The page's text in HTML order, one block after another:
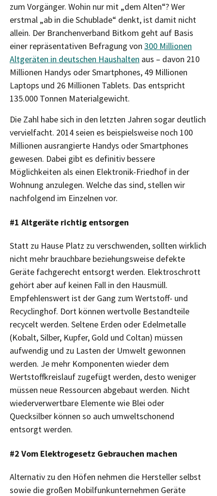
zum Vorgänger. Wohin nur mit „dem Alten“? Wer
erstmal „ab in die Schublade“ denkt, ist damit nicht
allein. Der Branchenverband Bitkom geht auf Basis
einer repräsentativen Befragung von 300 Millionen
Altgeräten in deutschen Haushalten aus – davon 210
Millionen Handys oder Smartphones, 49 Millionen
Laptops und 26 Millionen Tablets. Das entspricht
135.000 Tonnen Materialgewicht.
Die Zahl habe sich in den letzten Jahren sogar deutlich
vervielfacht. 2014 seien es beispielsweise noch 100
Millionen ausrangierte Handys oder Smartphones
gewesen. Dabei gibt es definitiv bessere
Möglichkeiten als einen Elektronik-Friedhof in der
Wohnung anzulegen. Welche das sind, stellen wir
nachfolgend im Einzelnen vor.
#1 Altgeräte richtig entsorgen
Statt zu Hause Platz zu verschwenden, sollten wirklich
nicht mehr brauchbare beziehungsweise defekte
Geräte fachgerecht entsorgt werden. Elektroschrott
gehört aber auf keinen Fall in den Hausmüll.
Empfehlenswert ist der Gang zum Wertstoff- und
Recyclinghof. Dort können wertvolle Bestandteile
recycelt werden. Seltene Erden oder Edelmetalle
(Kobalt, Silber, Kupfer, Gold und Coltan) müssen
aufwendig und zu Lasten der Umwelt gewonnen
werden. Je mehr Komponenten wieder dem
Wertstoffkreislauf zugefügt werden, desto weniger
müssen neue Ressourcen abgebaut werden. Nicht
wiederverwertbare Elemente wie Blei oder
Quecksilber können so auch umweltschonend
entsorgt werden.
#2 Vom Elektrogesetz Gebrauchen machen
Alternativ zu den Höfen nehmen die Hersteller selbst
sowie die großen Mobilfunkunternehmen Geräte